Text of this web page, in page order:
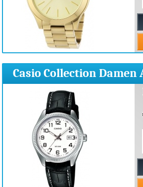
Casio Collection Damen
1302PL-7BVEF